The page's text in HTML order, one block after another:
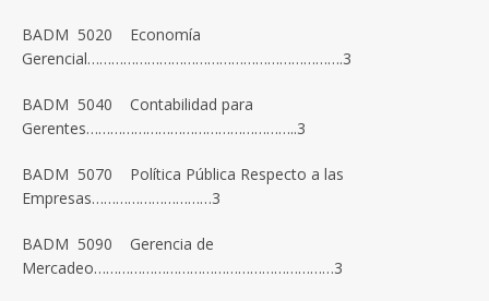
BADM 5020 Economía
Gerencial……………………………………………………….3
BADM 5040 Contabilidad para
Gerentes……………………………………………..3
BADM 5070 Política Pública Respecto a las
Empresas…………………………3
BADM 5090 Gerencia de
Mercadeo……………………………………………………3